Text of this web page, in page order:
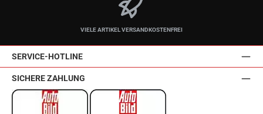
VIELE ARTIKEL VERSANDKOSTENFREI
SERVICE-HOTLINE
SICHERE ZAHLUNG